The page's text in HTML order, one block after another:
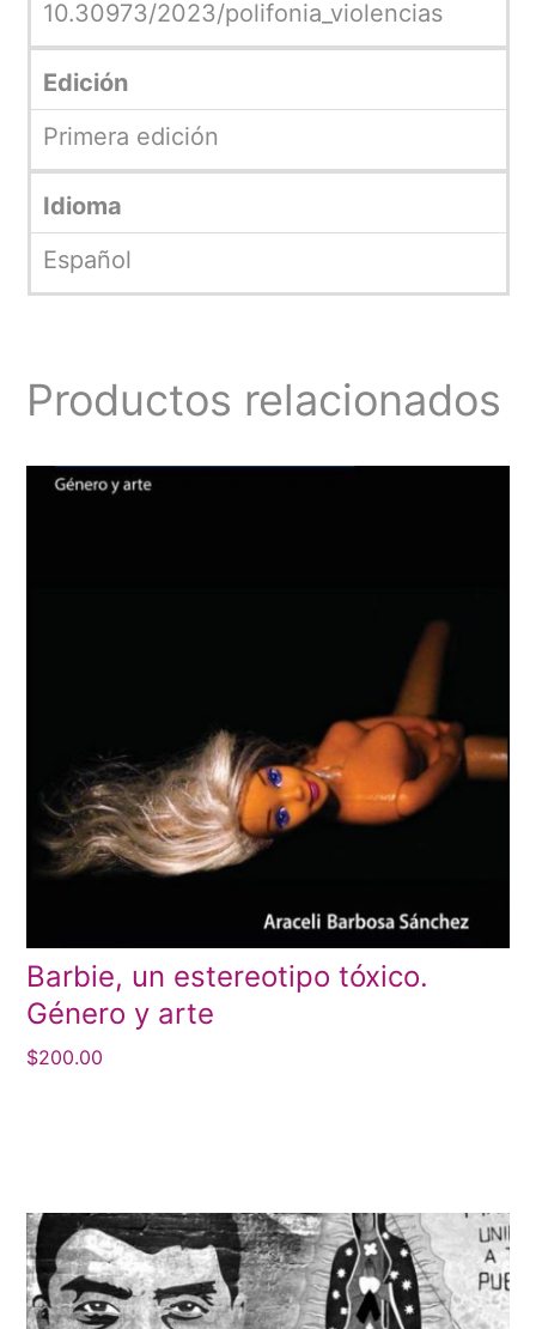
10.30973/2023/polifonia_violencias
Edición
Primera edición
Idioma
Español
Productos relacionados
Barbie, un estereotipo tóxico.
Género y arte
$200.00